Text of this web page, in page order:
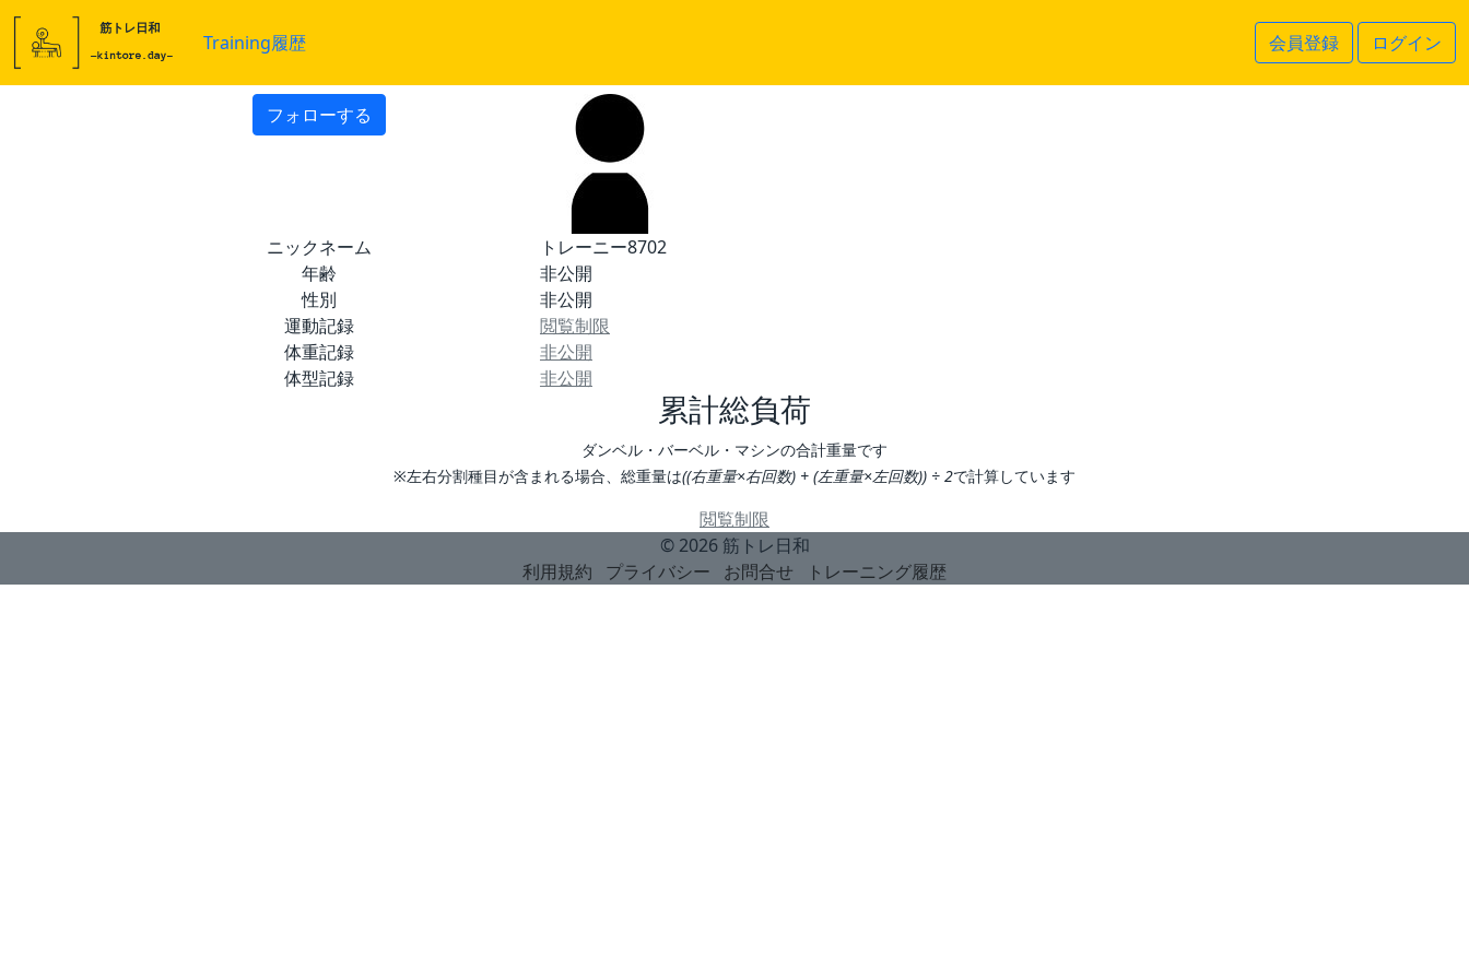
Training履歴 会員登録 ログイン
フォローする
ニックネーム
トレーニー8702
年齢
非公開
性別
非公開
運動記録
閲覧制限
体重記録
非公開
体型記録
非公開
累計総負荷
ダンベル・バーベル・マシンの合計重量です
※左右分割種目が含まれる場合、総重量は((右重量×右回数) + (左重量×左回数)) ÷ 2で計算しています
閲覧制限
© 2026 筋トレ日和
利用規約
プライバシー お問合せ トレーニング履歴